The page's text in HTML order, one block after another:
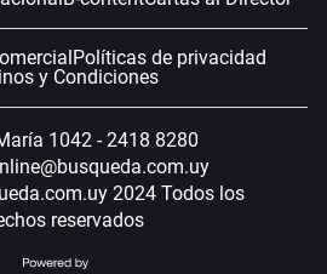
Políticas de privacidad
y Condiciones
1042 - 2418 8280
2024 Todos los
reservados